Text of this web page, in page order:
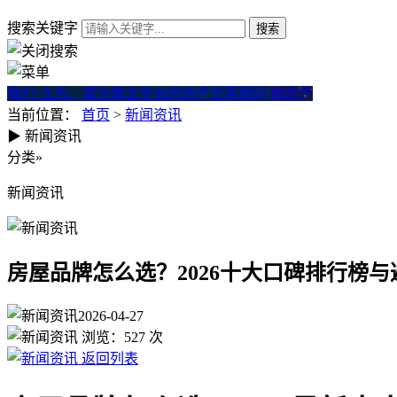
搜索关键字
我们·立志。成为真正专业的房产交易顾问 微房产
当前位置： 首页 > 新闻资讯
房屋品牌怎么选？2026十大口
▶ 新闻资讯
分类»
新闻资讯
房屋品牌怎么选？2026十大口碑排行榜与
2026-04-27
浏览： 527 次
返回列表